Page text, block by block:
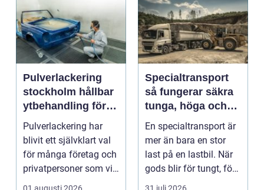
Pulverlackering
stockholm hållbar
ytbehandling för
industri och
privatpersoner
Pulverlackering har
blivit ett självklart val
för många företag och
privatpersoner som vill
kombiner...
Specialtransport
så fungerar säkra
tunga, höga och
breda transporter
En specialtransport är
mer än bara en stor
last på en lastbil. När
gods blir för tungt, för
högt ell...